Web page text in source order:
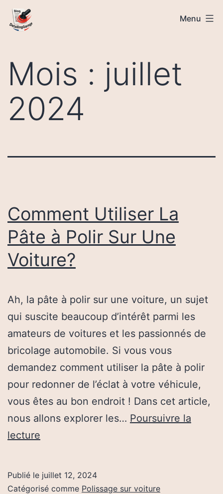
Aller
auDetailing-
Menu
Mois : juillet
2024
Comment Utiliser La
Pâte à Polir Sur Une
Voiture?
Ah, la pâte à polir sur une voiture, un sujet
qui suscite beaucoup d’intérêt parmi les
amateurs de voitures et les passionnés de
bricolage automobile. Si vous vous
demandez comment utiliser la pâte à polir
pour redonner de l’éclat à votre véhicule,
vous êtes au bon endroit ! Dans cet article,
nous allons explorer les… Poursuivre la
lecture
Pâte
Publié le juillet 12, 2024
Catégorisé comme Polissage sur voiture